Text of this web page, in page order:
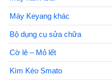
Máy Keyang khác
Bộ dụng cụ sửa chữa
Cờ lê – Mỏ lết
Kìm Kéo Smato